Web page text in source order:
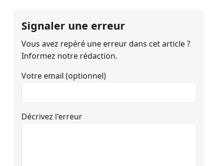
Signaler une erreur
Vous avez repéré une erreur dans cet article ?
Informez notre rédaction.
Votre email (optionnel)
Décrivez l'erreur